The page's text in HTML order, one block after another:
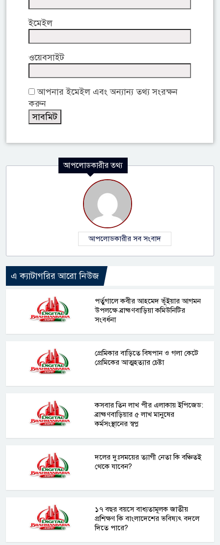
ইমেইল
ওয়েবসাইট
আপনার ইমেইল এবং অন্যান্য তথ্য সংরক্ষন
করুন
আপলোডকারীর তথ্য
আপলোডকারীর সব সংবাদ
এ ক্যাটাগরির আরো নিউজ
পর্তুগালে কবীর আহমেদ ভূঁইয়ার আগমন
উপলক্ষে ব্রাহ্মণবাড়িয়া কমিউনিটির
সংবর্ধনা
প্রেমিকার বাড়িতে বিষপান ও গলা কেটে
প্রেমিকের আত্মহত্যার চেষ্টা
কসবার তিন লাখ পীর এলাকায় ইপিজেড:
ব্রাহ্মণবাড়িয়ার ৫ লাখ মানুষের
কর্মসংস্থানের স্বপ্ন
দলের দুঃসময়ের ত্যাগী নেতা কি বঞ্চিতই
থেকে যাবেন?
১৭ বছর বয়সে বাধ্যতামূলক জাতীয়
প্রশিক্ষণ কি বাংলাদেশের ভবিষ্যৎ বদলে
দিতে পারে?